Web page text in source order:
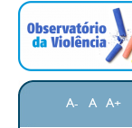
A- A A+